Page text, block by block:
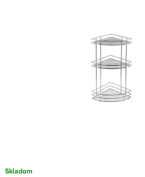
Skladom